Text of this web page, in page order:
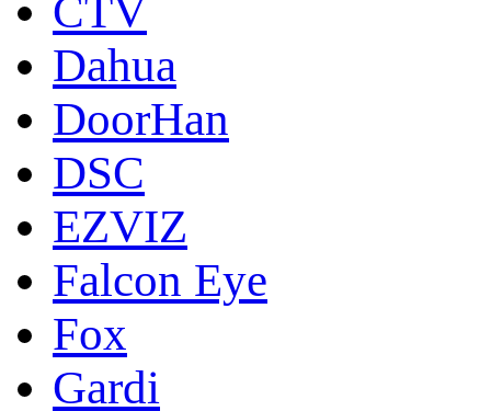
CTV
Dahua
DoorНan
DSC
EZVIZ
Falcon Eye
Fox
Gardi